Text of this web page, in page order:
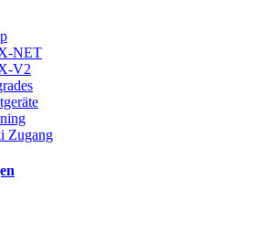
NET
V2
Zugang